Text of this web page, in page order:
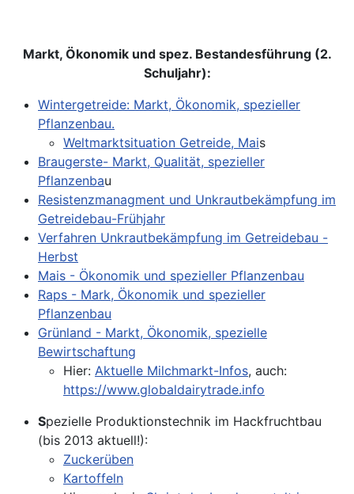
Markt, Ökonomik und spez. Bestandesführung (2.
Schuljahr):
Wintergetreide: Markt, Ökonomik, spezieller
Pflanzenbau.
Weltmarktsituation Getreide, Mais
Braugerste- Markt, Qualität, spezieller
Pflanzenbau
Resistenzmanagment und Unkrautbekämpfung im
Getreidebau-Frühjahr
Verfahren Unkrautbekämpfung im Getreidebau -
Herbst
Mais - Ökonomik und spezieller Pflanzenbau
Raps - Mark, Ökonomik und spezieller
Pflanzenbau
Grünland - Markt, Ökonomik, spezielle
Bewirtschaftung
Hier: Aktuelle Milchmarkt-Infos, auch:
https://www.globaldairytrade.info
Spezielle Produktionstechnik im Hackfruchtbau
(bis 2013 aktuell!):
Zuckerüben
Kartoffeln